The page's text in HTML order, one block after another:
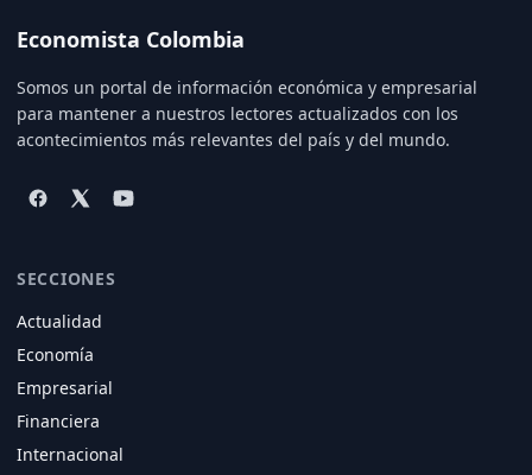
Economista Colombia
Somos un portal de información económica y empresarial
para mantener a nuestros lectores actualizados con los
acontecimientos más relevantes del país y del mundo.
SECCIONES
Actualidad
Economía
Empresarial
Financiera
Internacional